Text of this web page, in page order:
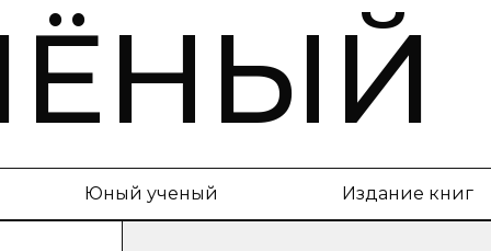
Юный ученый Издание книг